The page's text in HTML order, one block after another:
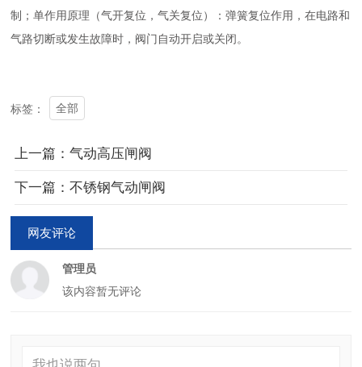
制；单作用原理（气开复位，气关复位）：弹簧复位作用，在电路和
气路切断或发生故障时，阀门自动开启或关闭。
标签： 全部
上一篇：气动高压闸阀
下一篇：不锈钢气动闸阀
网友评论
管理员
该内容暂无评论